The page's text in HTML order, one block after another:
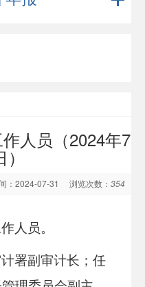
人员（2024年7
）
：2024-07-31 浏览次数： 354
人员。
署副审计长；任